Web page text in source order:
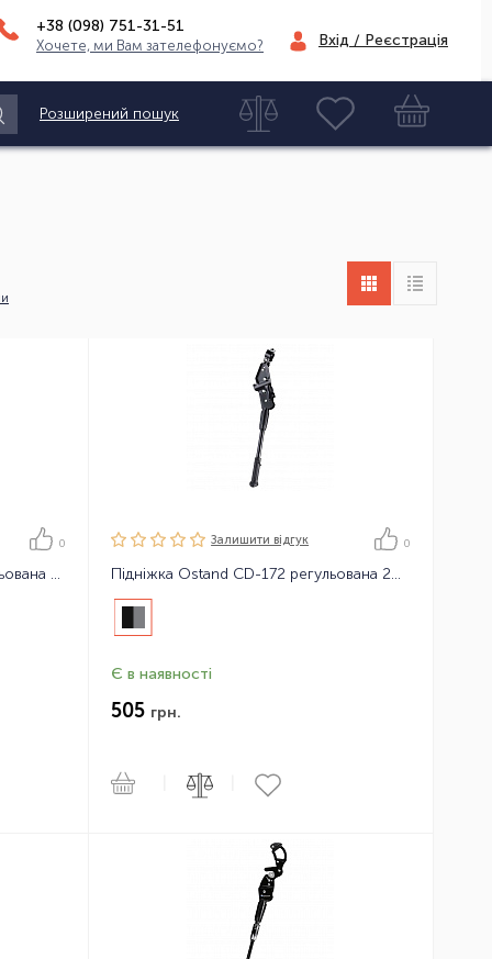
+38 (098) 751-31-51
Хочете, ми Вам зателефонуємо? Вхід / Реєстрація
Розширений пошук
0
Підніжка Ostand CD-109X регульована 26-29" алюмінієва
Залишити вiдгук 0
Підніжка Ostand CD-172 регульована 26-29" алюмінієва
Є в наявності
505 грн.